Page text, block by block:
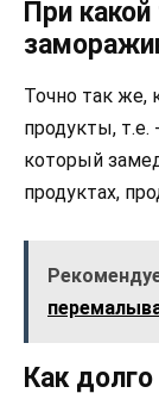
При
Точно так же,
продукты, т.е.
который
продуктах,
Как